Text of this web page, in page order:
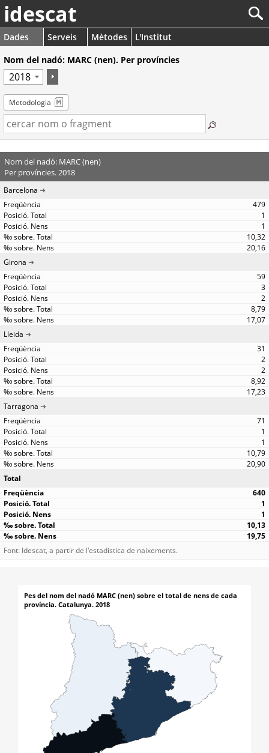
idescat
Dades Serveis Mètodes
L'Institut
Nom del nadó: MARC (nen). Per províncies
Metodologia
Nom del nadó: MARC (nen)
Per províncies. 2018
Barcelona
479
1
1
10,32
20,16
Girona
59
3
2
8,79
17,07
Lleida
31
2
2
8,92
17,23
Tarragona
71
1
1
10,79
20,90
Total
640
1
1
10,13
19,75
Font: Idescat, a partir de l'estadística de naixements.